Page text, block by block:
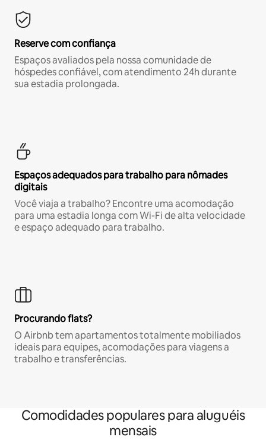
Reserve com confiança
Espaços avaliados pela nossa comunidade de
hóspedes confiável, com atendimento 24h durante
sua estadia prolongada.
Espaços adequados para trabalho para nômades
digitais
Você viaja a trabalho? Encontre uma acomodação
para uma estadia longa com Wi-Fi de alta velocidade
e espaço adequado para trabalho.
Procurando flats?
O Airbnb tem apartamentos totalmente mobiliados
ideais para equipes, acomodações para viagens a
trabalho e transferências.
Comodidades populares para aluguéis
mensais